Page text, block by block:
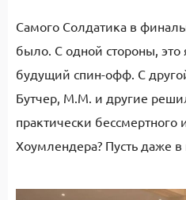
Самого Солдатика в
было. С одной стороны, это
будущий спин-офф. С
Бутчер, М.М. и другие
практически бессмертного
Хоумлендера? Пусть даже